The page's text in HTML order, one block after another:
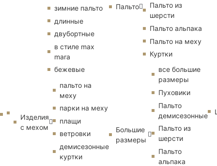
зимние пальто
длинные
двубортные
в стиле max
mara
бежевые
Изделия
с мехом
пальто на
меху
парки на меху
плащи
ветровки
демисезонные
куртки
Пальто
Пальто из
шерсти
Пальто альпака
Пальто на меху
Куртки
Большие
размеры
все большие
размеры
Пуховики
Пальто
демисезонные
Пальто из
шерсти
Пальто
альпака